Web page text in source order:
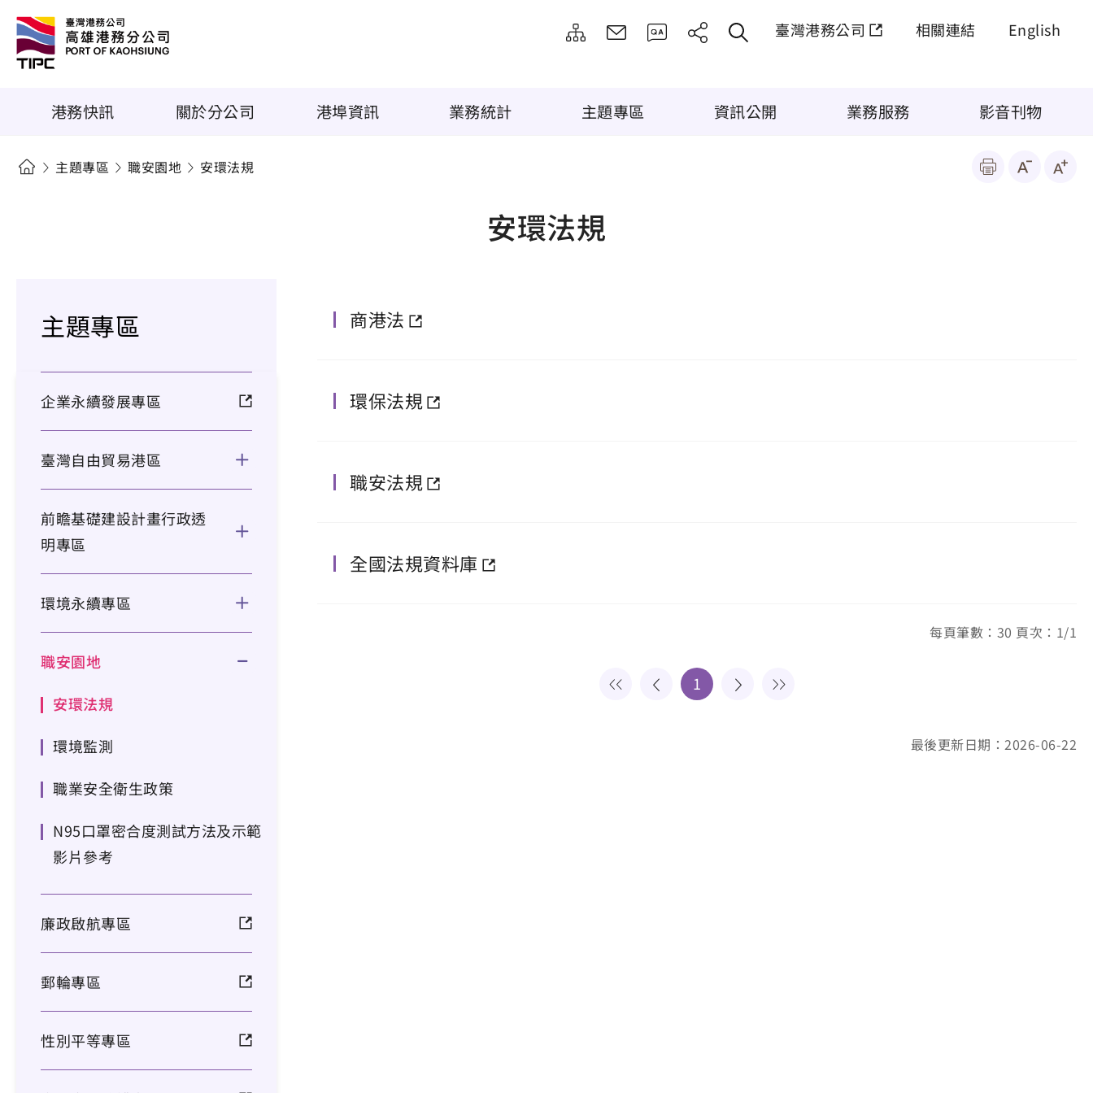
臺灣港務公司 相關連結 English
港務快訊 關於分公司 港埠資訊 業務統計 主題專區 資訊公開 業務服務 影音刊物
主題專區 職安園地 安環法規
安環法規
主題專區
企業永續發展專區
臺灣自由貿易港區
前瞻基礎建設計畫行政透
明專區
環境永續專區
職安園地
安環法規
環境監測
職業安全衛生政策
N95口罩密合度測試方法及示範
影片參考
廉政啟航專區
郵輪專區
性別平等專區
商港法
環保法規
職安法規
全國法規資料庫
每頁筆數：30 頁次：1/1
1
最後更新日期：2026-06-22